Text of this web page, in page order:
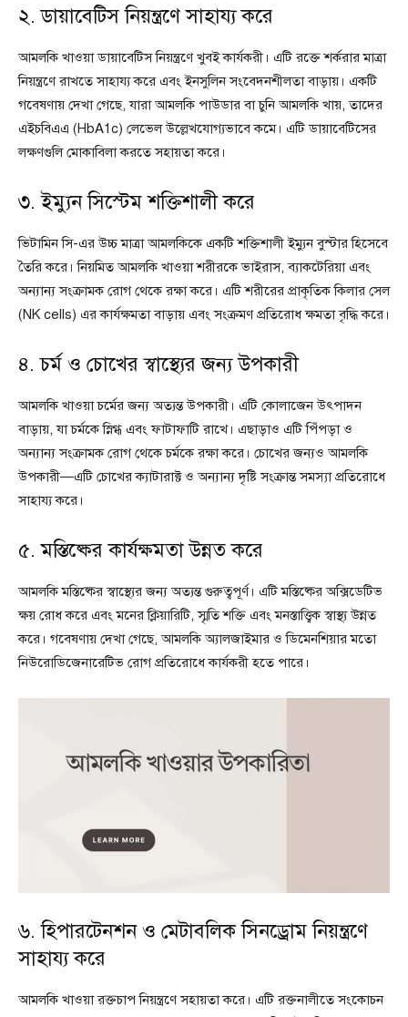
২. ডায়াবেটিস নিয়ন্ত্রণে সাহায্য করে
আমলকি খাওয়া ডায়াবেটিস নিয়ন্ত্রণে খুবই কার্যকরী। এটি রক্তে শর্করার মাত্রা
নিয়ন্ত্রণে রাখতে সাহায্য করে এবং ইনসুলিন সংবেদনশীলতা বাড়ায়। একটি
গবেষণায় দেখা গেছে, যারা আমলকি পাউডার বা চুনি আমলকি খায়, তাদের
এইচবিএএ (HbA1c) লেভেল উল্লেখযোগ্যভাবে কমে। এটি ডায়াবেটিসের
লক্ষণগুলি মোকাবিলা করতে সহায়তা করে।
৩. ইম্যুন সিস্টেম শক্তিশালী করে
ভিটামিন সি-এর উচ্চ মাত্রা আমলকিকে একটি শক্তিশালী ইম্যুন বুস্টার হিসেবে
তৈরি করে। নিয়মিত আমলকি খাওয়া শরীরকে ভাইরাস, ব্যাকটেরিয়া এবং
অন্যান্য সংক্রামক রোগ থেকে রক্ষা করে। এটি শরীরের প্রাকৃতিক কিলার সেল
(NK cells) এর কার্যক্ষমতা বাড়ায় এবং সংক্রমণ প্রতিরোধ ক্ষমতা বৃদ্ধি করে।
৪. চর্ম ও চোখের স্বাস্থ্যের জন্য উপকারী
আমলকি খাওয়া চর্মের জন্য অত্যন্ত উপকারী। এটি কোলাজেন উৎপাদন
বাড়ায়, যা চর্মকে স্নিগ্ধ এবং ফাটাফাটি রাখে। এছাড়াও এটি পিঁপড়া ও
অন্যান্য সংক্রামক রোগ থেকে চর্মকে রক্ষা করে। চোখের জন্যও আমলকি
উপকারী—এটি চোখের ক্যাটারাক্ট ও অন্যান্য দৃষ্টি সংক্রান্ত সমস্যা প্রতিরোধে
সাহায্য করে।
৫. মস্তিষ্কের কার্যক্ষমতা উন্নত করে
আমলকি মস্তিষ্কের স্বাস্থ্যের জন্য অত্যন্ত গুরুত্বপূর্ণ। এটি মস্তিষ্কের অক্সিডেটিভ
ক্ষয় রোধ করে এবং মনের ক্লিয়ারিটি, স্মৃতি শক্তি এবং মনস্তাত্ত্বিক স্বাস্থ্য উন্নত
করে। গবেষণায় দেখা গেছে, আমলকি অ্যালজাইমার ও ডিমেনশিয়ার মতো
নিউরোডিজেনারেটিভ রোগ প্রতিরোধে কার্যকরী হতে পারে।
৬. হিপারটেনশন ও মেটাবলিক সিনড্রোম নিয়ন্ত্রণে
সাহায্য করে
আমলকি খাওয়া রক্তচাপ নিয়ন্ত্রণে সহায়তা করে। এটি রক্তনালীতে সংকোচন